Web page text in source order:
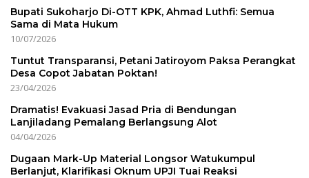
Bupati Sukoharjo Di-OTT KPK, Ahmad Luthfi: Semua
Sama di Mata Hukum
10/07/2026
Tuntut Transparansi, Petani Jatiroyom Paksa Perangkat
Desa Copot Jabatan Poktan!
23/04/2026
Dramatis! Evakuasi Jasad Pria di Bendungan
Lanjiladang Pemalang Berlangsung Alot
04/04/2026
Dugaan Mark-Up Material Longsor Watukumpul
Berlanjut, Klarifikasi Oknum UPJI Tuai Reaksi